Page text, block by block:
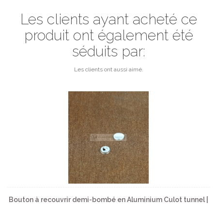
Les clients ayant acheté ce
produit ont également été
séduits par:
Les clients ont aussi aimé.
Bouton à recouvrir demi-bombé en Aluminium Culot tunnel |